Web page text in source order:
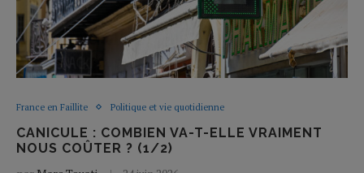
France en Faillite Politique et vie quotidienne
CANICULE : COMBIEN VA-T-ELLE VRAIMENT
NOUS COÛTER ? (1/2)